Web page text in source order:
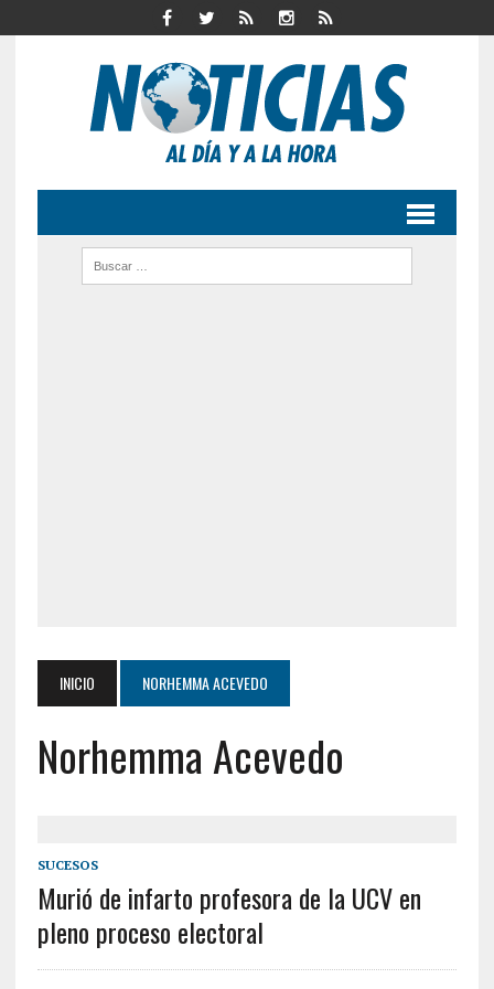
INICIO NORHEMMA ACEVEDO
Norhemma Acevedo
SUCESOS
Murió de infarto profesora de la UCV en
pleno proceso electoral